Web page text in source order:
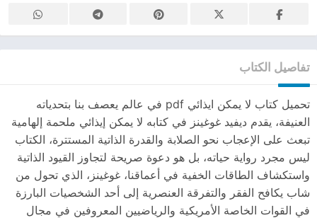
تفاصيل الكتاب
تحميل كتاب لا يمكن ايذائي pdf في عالم يعصف بنا بتحدياته
العنيفة، يقدم ديفيد غوغينز في كتابه لا يمكن إيذائي ملحمة إلهامية
تبعث على الإعجاب نحو الصلابة والقدرة الذاتية المستترة، الكتاب
ليس مجرد رواية حياته، بل هو دعوة صريحة لتجاوز القيود الذاتية
واستكشاف الطاقات الخفية في أعماقنا، غوغينز، الذي تحول من
شاب يكافح الفقر والتفرقة العنصرية إلى أحد الشخصيات البارزة
في القوات الخاصة الأمريكية والرياضيين المعروفين في مجال